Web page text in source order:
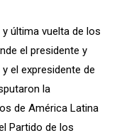
última vuelta de los
el presidente y
el expresidente de
la
de América Latina
Partido de los